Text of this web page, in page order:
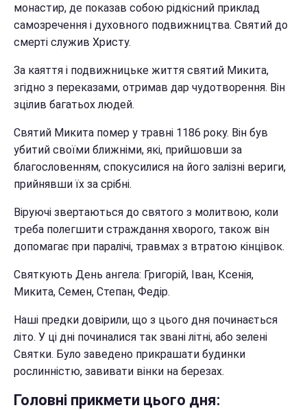
монастир, де показав собою рідкісний приклад
самозречення і духовного подвижництва. Святий до
смерті служив Христу.
За каяття і подвижницьке життя святий Микита,
згідно з переказами, отримав дар чудотворення. Він
зцілив багатьох людей.
Святий Микита помер у травні 1186 року. Він був
убитий своїми ближніми, які, прийшовши за
благословенням, спокусилися на його залізні вериги,
прийнявши їх за срібні.
Віруючі звертаються до святого з молитвою, коли
треба полегшити страждання хворого, також він
допомагає при паралічі, травмах з втратою кінцівок.
Святкують День ангела: Григорій, Іван, Ксенія,
Микита, Семен, Степан, Федір.
Наші предки довірили, що з цього дня починається
літо. У ці дні починалися так звані літні, або зелені
Святки. Було заведено прикрашати будинки
рослинністю, завивати вінки на березах.
Головні прикмети цього дня: